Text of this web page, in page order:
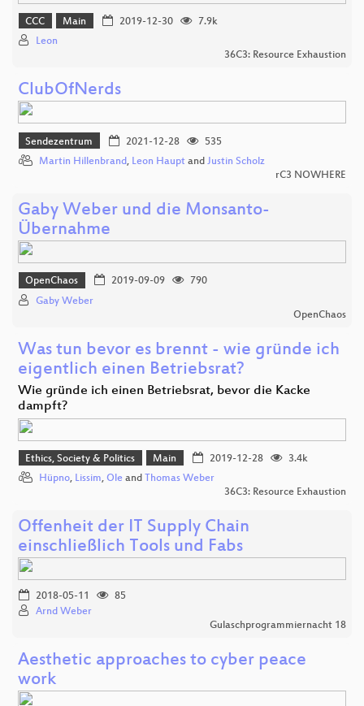
CCC Main 2019-12-30
7.9k
Leon
36C3: Resource Exhaustion
ClubOfNerds
Sendezentrum 2021-12-28
535
Martin Hillenbrand, Leon Haupt and Justin Scholz
rC3 NOWHERE
Gaby Weber und die Monsanto-
Übernahme
OpenChaos 2019-09-09
790
Gaby Weber
OpenChaos
Was tun bevor es brennt - wie gründe ich
eigentlich einen Betriebsrat?
Wie gründe ich einen Betriebsrat, bevor die Kacke
dampft?
Ethics, Society & Politics Main 2019-12-28
3.4k
Hüpno, Lissim, Ole and Thomas Weber
36C3: Resource Exhaustion
Offenheit der IT Supply Chain
einschließlich Tools und Fabs
2018-05-11
85
Arnd Weber
Gulaschprogrammiernacht 18
Aesthetic approaches to cyber peace
work